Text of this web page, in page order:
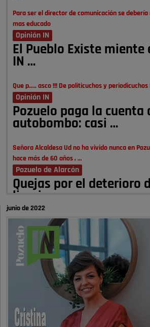
Para ser el director de comunicación se
mas educado
Opinión IN
El Pueblo Existe miente
IN …
Que p..... asco !!! De politicuchos y periodicuchos
Opinión IN
Pozuelo paga la cuenta
autobombo: casi …
Señora Alcaldesa Ud no ha vivido nunca en
hace más de 60 años , …
Pozuelo de Alarcón
Quejas por el deterioro
limpieza …
A ver si es posible que haya vivienda para
solamente jóvenes que no es tan …
Pozuelo de Alarcón
Pozuelo desbloquea
definitivamente Huerta
obras …
Donde pueden inscribirse las personas
la vivienda asequible .
junio de 2022